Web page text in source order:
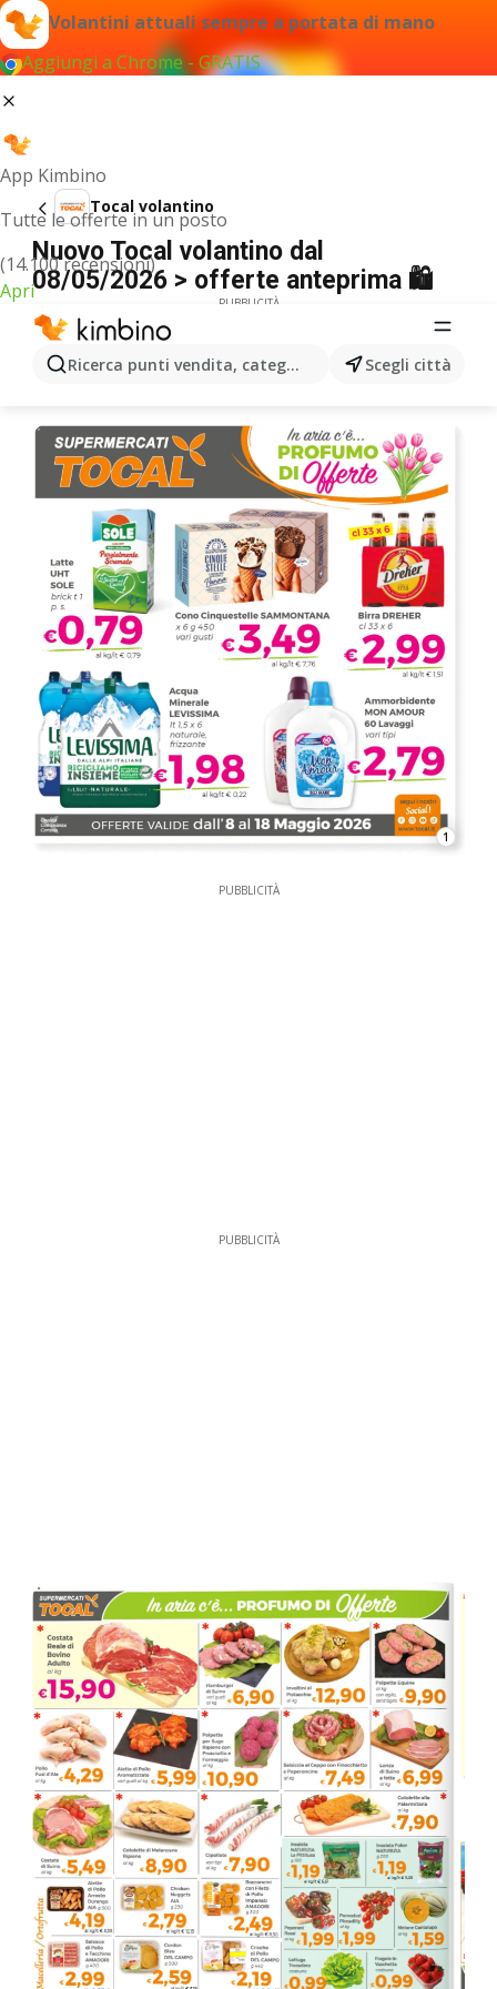
Volantini attuali sempre a portata di mano
Aggiungi a Chrome - GRATIS
App Kimbino
Tutte le offerte in un posto
(14.100 recensioni)
Apri
Ricerca punti vendita, categorie, prodotti...Scegli città
Tocal volantino
Nuovo Tocal volantino dal
08/05/2026 > offerte anteprima 🛍️
PUBBLICITÀ
1
PUBBLICITÀ
PUBBLICITÀ